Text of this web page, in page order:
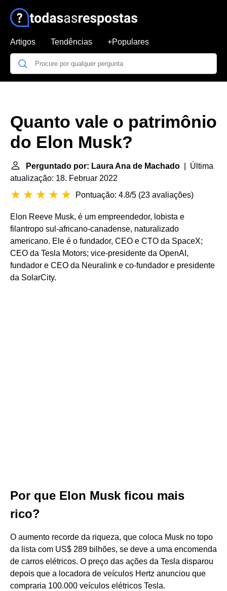
Artigos Tendências +Populares
Quanto vale o patrimônio
do Elon Musk?
Perguntado por: Laura Ana de Machado | Última
atualização: 18. Februar 2022
Pontuação: 4.8/5 (23 avaliações)
Elon Reeve Musk, é um empreendedor, lobista e
filantropo sul-africano-canadense, naturalizado
americano. Ele é o fundador, CEO e CTO da SpaceX;
CEO da Tesla Motors; vice-presidente da OpenAI,
fundador e CEO da Neuralink e co-fundador e presidente
da SolarCity.
Por que Elon Musk ficou mais
rico?
O aumento recorde da riqueza, que coloca Musk no topo
da lista com US$ 289 bilhões, se deve a uma encomenda
de carros elétricos. O preço das ações da Tesla disparou
depois que a locadora de veículos Hertz anunciou que
compraria 100.000 veículos elétricos Tesla.